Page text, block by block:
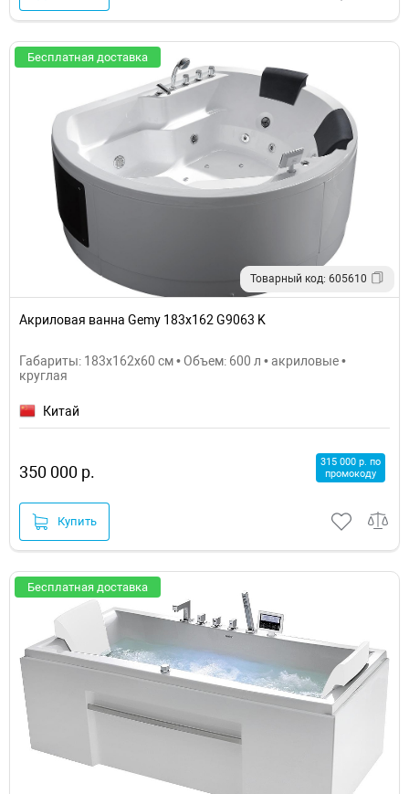
Бесплатная доставка
Товарный код: 605610
Акриловая ванна Gemy 183x162 G9063 K
Габариты: 183x162x60 см • Объем: 600 л • акриловые •
круглая
Китай
350 000 р.
315 000 р. по
промокоду
Купить
Бесплатная доставка